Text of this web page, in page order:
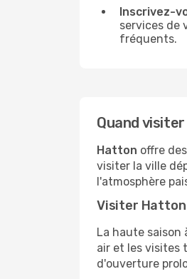
Inscrivez-
services de
fréquents.
Quand
Hatton offre
visiter la ville
l'atmosphère
Visiter Hatton
La haute saison
air et les visites
d'ouverture